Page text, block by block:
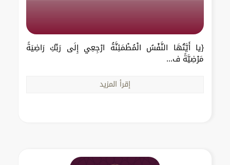
{يا أَيَّتُهَا النَّفْسُ الْمُطْمَئِنَّةُ ارْجِعِي إِلَى رَبِّكِ رَاضِيَةً
مَرْضِيَّةً ف...
إقرأ المزيد